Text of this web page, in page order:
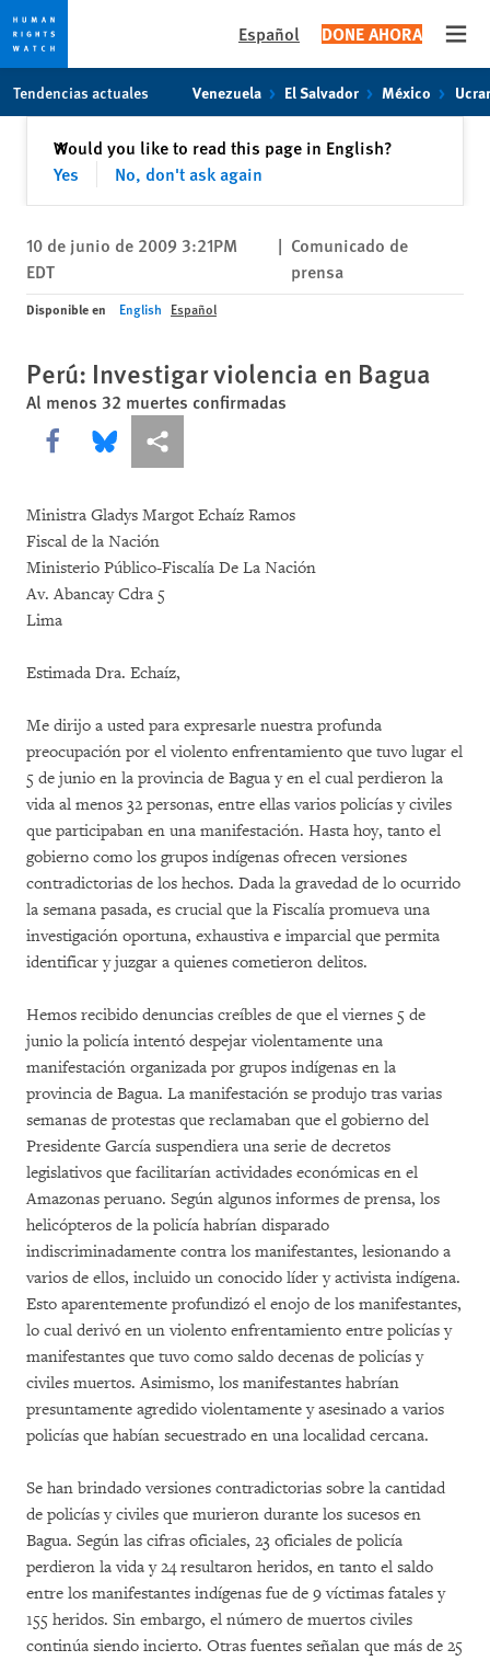
content
Español DONE AHORA
Tendencias actuales Venezuela El Salvador México
Would you like to read this page in English?
Yes
No, don't ask again
✕Cerrar
10 de junio de 2009 3:21PM
EDT
| Comunicado de
prensa
Disponible en English Español
Perú: Investigar violencia en Bagua
Al menos 32 muertes confirmadas
Share this via Facebook
Share this via Bluesky
Share this via Compartir
Ministra Gladys Margot Echaíz Ramos
Fiscal de la Nación
Ministerio Público-Fiscalía De La Nación
Av. Abancay Cdra 5
Lima
Estimada Dra. Echaíz,
Me dirijo a usted para expresarle nuestra profunda
preocupación por el violento enfrentamiento que tuvo lugar el
5 de junio en la provincia de Bagua y en el cual perdieron la
vida al menos 32 personas, entre ellas varios policías y civiles
que participaban en una manifestación. Hasta hoy, tanto el
gobierno como los grupos indígenas ofrecen versiones
contradictorias de los hechos. Dada la gravedad de lo ocurrido
la semana pasada, es crucial que la Fiscalía promueva una
investigación oportuna, exhaustiva e imparcial que permita
identificar y juzgar a quienes cometieron delitos.
Hemos recibido denuncias creíbles de que el viernes 5 de
junio la policía intentó despejar violentamente una
manifestación organizada por grupos indígenas en la
provincia de Bagua. La manifestación se produjo tras varias
semanas de protestas que reclamaban que el gobierno del
Presidente García suspendiera una serie de decretos
legislativos que facilitarían actividades económicas en el
Amazonas peruano. Según algunos informes de prensa, los
helicópteros de la policía habrían disparado
indiscriminadamente contra los manifestantes, lesionando a
varios de ellos, incluido un conocido líder y activista indígena.
Esto aparentemente profundizó el enojo de los manifestantes,
lo cual derivó en un violento enfrentamiento entre policías y
manifestantes que tuvo como saldo decenas de policías y
civiles muertos. Asimismo, los manifestantes habrían
presuntamente agredido violentamente y asesinado a varios
policías que habían secuestrado en una localidad cercana.
Se han brindado versiones contradictorias sobre la cantidad
de policías y civiles que murieron durante los sucesos en
Bagua. Según las cifras oficiales, 23 oficiales de policía
perdieron la vida y 24 resultaron heridos, en tanto el saldo
entre los manifestantes indígenas fue de 9 víctimas fatales y
155 heridos. Sin embargo, el número de muertos civiles
continúa siendo incierto. Otras fuentes señalan que más de 25